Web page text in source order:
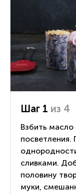
Шаг 1 из 4
Взбить
сливками.
половину
муки,